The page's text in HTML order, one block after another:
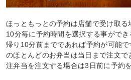
ほっともっとの予約は店舗で受け取
10分毎に予約時間を選択する事がで
帰り10分前までであれば予約が可能
のほとんどのお弁当は当日まで注文
注弁当を注文する場合は3日前に予約